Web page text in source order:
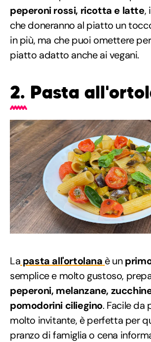
peperoni rossi, ricotta e latte,
che doneranno al piatto un
in più, ma che puoi omettere
piatto adatto anche ai vegani.
2. Pasta
La pasta all'ortolana è un
semplice e molto gustoso,
peperoni, melanzane,
pomodorini ciliegino. Facile da
molto invitante, è perfetta per
pranzo di famiglia o cena